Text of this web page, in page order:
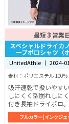
最短3 営業
スペシャルドライカ
ーブポロシャツ（
UnitedAthle 丨 2024-
素材：ポリエステル 100％
吸汗速乾で扱いやす
しにくく型崩れしに
付き長袖ドライポロ。
フルカラー(インクジ